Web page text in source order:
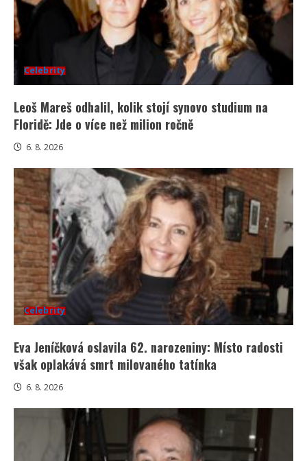
Celebrity
Leoš Mareš odhalil, kolik stojí synovo studium na
Floridě: Jde o více než milion ročně
6. 8. 2026
Celebrity
Eva Jeníčková oslavila 62. narozeniny: Místo radosti
však oplakává smrt milovaného tatínka
6. 8. 2026